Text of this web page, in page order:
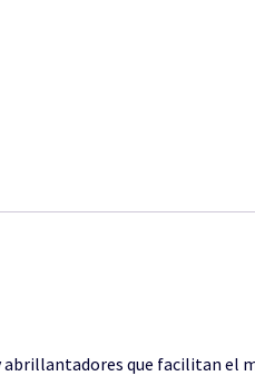
que facilitan el